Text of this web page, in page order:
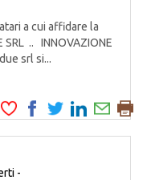
a cui affidare la
.. INNOVAZIONE
srl si...